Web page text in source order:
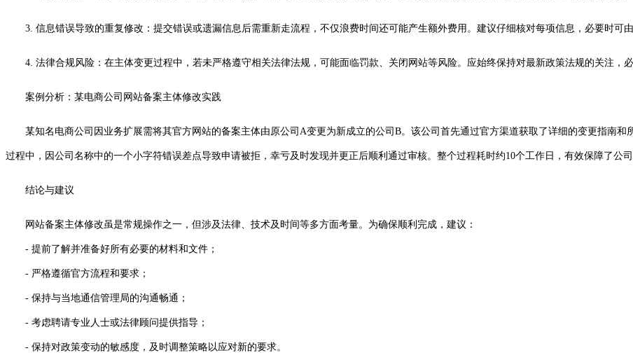
3. 信息错误导致的重复修改：提交错误或遗漏信息后需重新走流程，不仅浪费时间还可能产生额外费用。建议仔细核对每项信息，必要时可
4. 法律合规风险：在主体变更过程中，若未严格遵守相关法律法规，可能面临罚款、关闭网站等风险。应始终保持对最新政策法规的关注，
案例分析：某电商公司网站备案主体修改实践
某知名电商公司因业务扩展需将其官方网站的备案主体由原公司A变更为新成立的公司B。该公司首先通过官方渠道获取了详细的变更指南
过程中，因公司名称中的一个小字符错误差点导致申请被拒，幸亏及时发现并更正后顺利通过审核。整个过程耗时约10个工作日，有效保障了公司
结论与建议
网站备案主体修改虽是常规操作之一，但涉及法律、技术及时间等多方面考量。为确保顺利完成，建议：
- 提前了解并准备好所有必要的材料和文件；
- 严格遵循官方流程和要求；
- 保持与当地通信管理局的沟通畅通；
- 考虑聘请专业人士或法律顾问提供指导；
- 保持对政策变动的敏感度，及时调整策略以应对新的要求。